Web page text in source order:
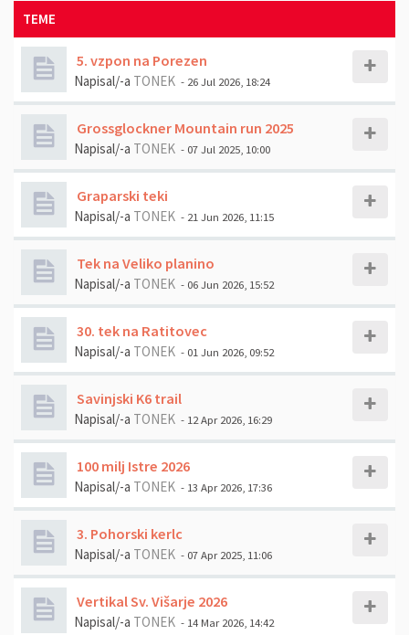
TEME
5. vzpon na Porezen
Napisal/-a TONEK - 26 Jul 2026, 18:24
Grossglockner Mountain run 2025
Napisal/-a TONEK - 07 Jul 2025, 10:00
Graparski teki
Napisal/-a TONEK - 21 Jun 2026, 11:15
Tek na Veliko planino
Napisal/-a TONEK - 06 Jun 2026, 15:52
30. tek na Ratitovec
Napisal/-a TONEK - 01 Jun 2026, 09:52
Savinjski K6 trail
Napisal/-a TONEK - 12 Apr 2026, 16:29
100 milj Istre 2026
Napisal/-a TONEK - 13 Apr 2026, 17:36
3. Pohorski kerlc
Napisal/-a TONEK - 07 Apr 2025, 11:06
Vertikal Sv. Višarje 2026
Napisal/-a TONEK - 14 Mar 2026, 14:42